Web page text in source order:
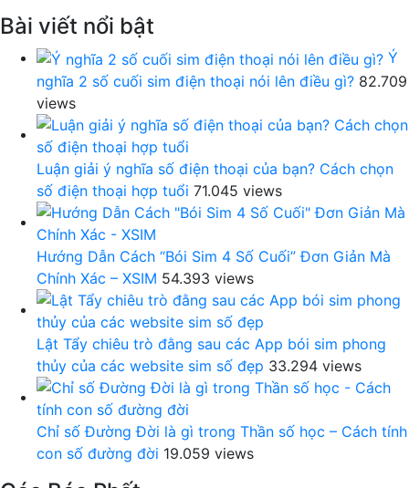
Bài viết nổi bật
Ý
nghĩa 2 số cuối sim điện thoại nói lên điều gì? 82.709
views
Luận giải ý nghĩa số điện thoại của bạn? Cách chọn
số điện thoại hợp tuổi 71.045 views
Hướng Dẫn Cách “Bói Sim 4 Số Cuối” Đơn Giản Mà
Chính Xác – XSIM 54.393 views
Lật Tẩy chiêu trò đằng sau các App bói sim phong
thủy của các website sim số đẹp 33.294 views
Chỉ số Đường Đời là gì trong Thần số học – Cách tính
con số đường đời 19.059 views